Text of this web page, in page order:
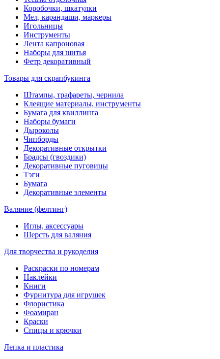
Коробочки, шкатулки
Мел, карандаши, маркеры
Игольницы
Инструменты
Лента капроновая
Наборы для шитья
Фетр декоративный
Товары для скрапбукинга
Штампы, трафареты, чернила
Клеящие материалы, инструменты
Бумага для квиллинга
Наборы бумаги
Дыроколы
Чипборды
Декоративные открытки
Брадсы (гвоздики)
Декоративные пуговицы
Тэги
Бумага
Декоративные элементы
Валяние (фелтинг)
Иглы, аксессуары
Шерсть для валяния
Для творчества и рукоделия
Раскраски по номерам
Наклейки
Книги
Фурнитура для игрушек
Флористика
Фоамиран
Краски
Спицы и крючки
Лепка и пластика